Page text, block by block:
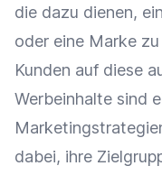
die dazu dienen,
oder eine Marke
Kunden auf diese
Werbeinhalte sind
dabei, ihre